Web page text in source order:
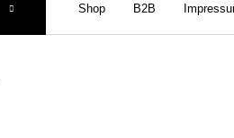
Shop B2B